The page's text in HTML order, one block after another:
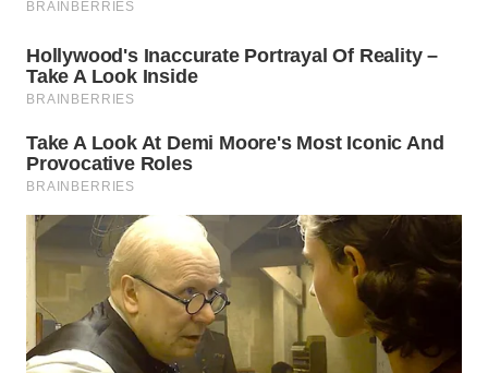
KEPULAUAN
SERIBU
WN
TANGERANG
WN
BINJAI
CIREBON